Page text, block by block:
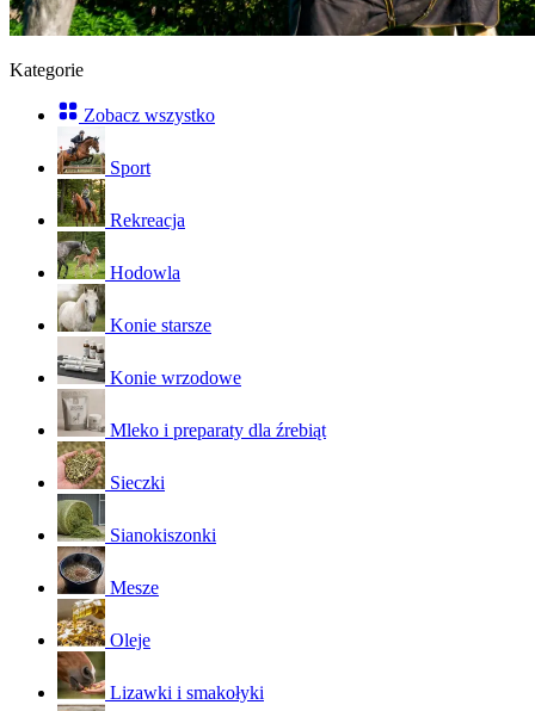
Kategorie
Zobacz wszystko
Sport
Rekreacja
Hodowla
Konie starsze
Konie wrzodowe
Mleko i preparaty dla źrebiąt
Sieczki
Sianokiszonki
Mesze
Oleje
Lizawki i smakołyki